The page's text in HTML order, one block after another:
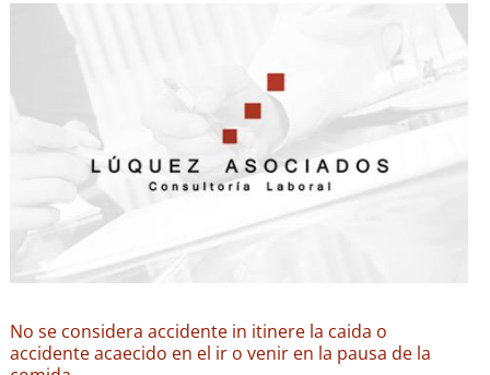
No se considera accidente in itinere la caida o
accidente acaecido en el ir o venir en la pausa de la